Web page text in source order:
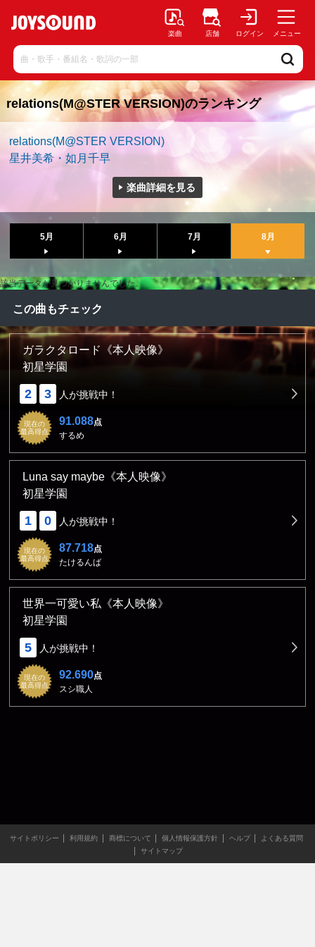
楽曲 店舗 ログイン メニュー
relations(M@STER VERSION)のランキング
relations(M@STER VERSION)
星井美希・如月千早
楽曲詳細を見る
5月 6月 7月 8月
該当データが見つかりませんでした。
この曲もチェック
ガラクタロード《本人映像》
初星学園
2 3 人が挑戦中！
現在の
最高得点
91.088点
するめ
Luna say maybe《本人映像》
初星学園
1 0 人が挑戦中！
現在の
最高得点
87.718点
たけるんば
世界一可愛い私《本人映像》
初星学園
5 人が挑戦中！
現在の
最高得点
92.690点
スシ職人
サイトポリシー 利用規約 商標について 個人情報保護方針 ヘルプ
よくある質問
サイトマップ